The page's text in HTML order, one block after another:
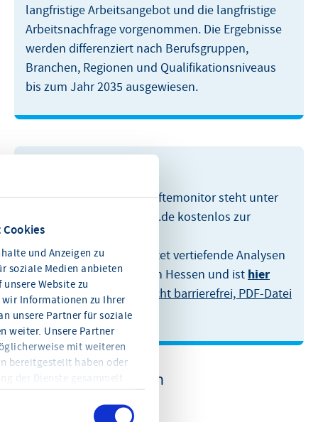
und Anzeigen zu
soziale Medien anbieten
Website zu
Informationen zu Ihrer
unsere Partner für soziale
weiter. Unsere Partner
mit weiteren
bereitgestellt haben oder
der Dienste gesammelt
Informationen und die
langfristige Arbeitsangebot und die langfristige
Arbeitsnachfrage vorgenommen. Die Ergebnisse
werden differenziert nach Berufsgruppen,
Branchen, Regionen und Qualifikationsniveaus
bis zum Jahr 2035 ausgewiesen.
Der aktuelle IHK-Fachkräftemonitor steht unter
www.fachkraefte-hessen.de kostenlos zur
Verfügung.
Der Fachkräftereport bietet vertiefende Analysen
der Fachkräftesituation in Hessen und isthier
kostenlos verfügbar
(nicht barrierefrei, PDF-Datei
· 928 KB).
Weitere Informationen
Fachkräftereport 2021